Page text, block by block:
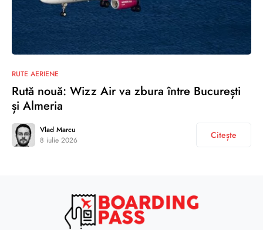
RUTE AERIENE
Rută nouă: Wizz Air va zbura între București
și Almeria
Vlad Marcu
8 iulie 2026
Citește